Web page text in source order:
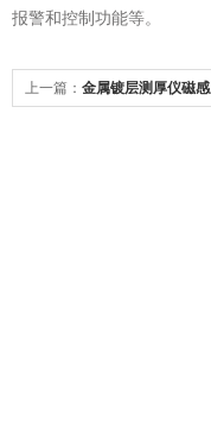
报警和控制功能等。
上一篇： 金属镀层测厚仪磁